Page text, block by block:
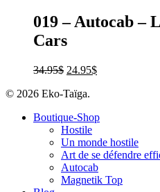
019 – Autocab –
Cars
34.95$ 24.95$
© 2026 Eko-Taïga.
Boutique-Shop
Hostile
Un monde hostile
Art de se défendre
Autocab
Magnetik Top